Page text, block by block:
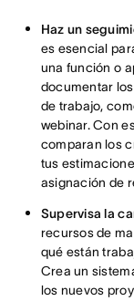
Haz un
es esencial
una función o
documentar
de trabajo,
webinar. Con
comparan los
tus
asignación de
Supervisa la
recursos de
qué están
Crea un
los nuevos